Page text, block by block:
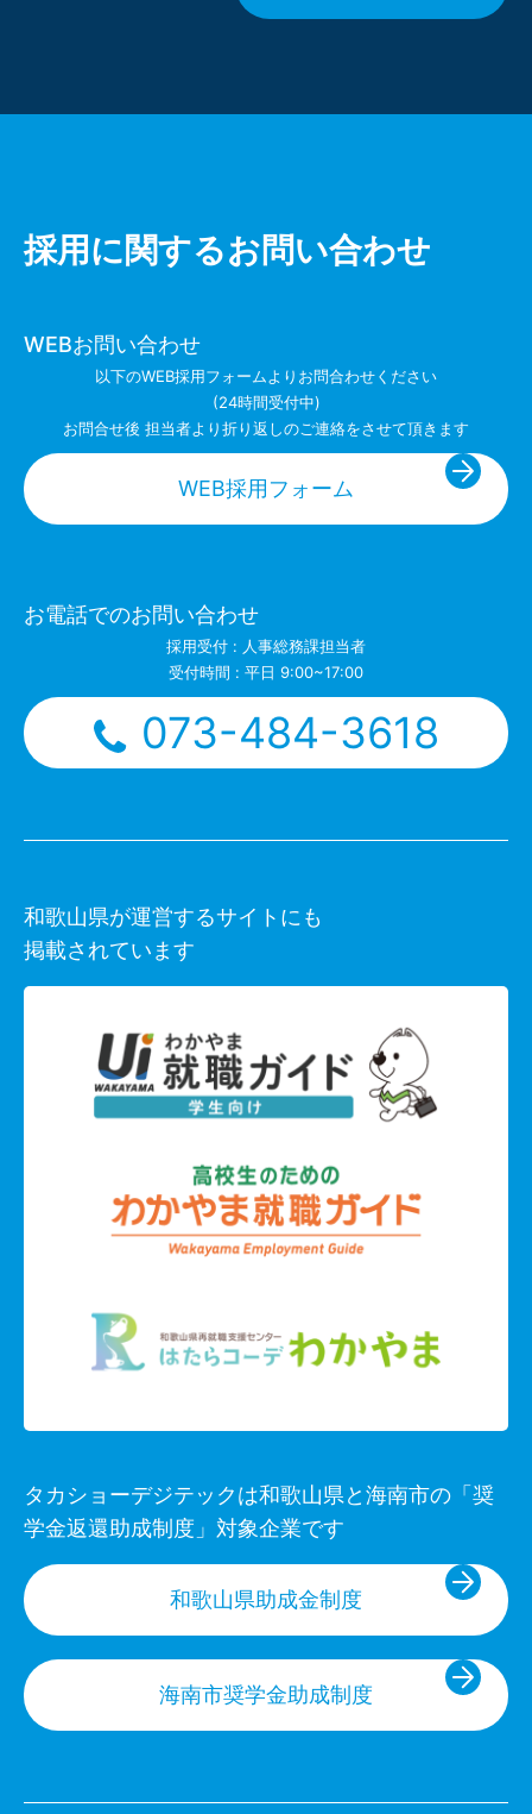
採用に関するお問い合わせ
WEBお問い合わせ
以下のWEB採用フォームよりお問合わせください
(24時間受付中)
お問合せ後 担当者より折り返しのご連絡をさせて頂きます
WEB採用フォーム
お電話でのお問い合わせ
採用受付 : 人事総務課担当者
受付時間 : 平日 9:00~17:00
073-484-3618
和歌山県が運営するサイトにも
掲載されています
タカショーデジテックは和歌山県と海南市の「奨
学金返還助成制度」対象企業です
和歌山県助成金制度
海南市奨学金助成制度